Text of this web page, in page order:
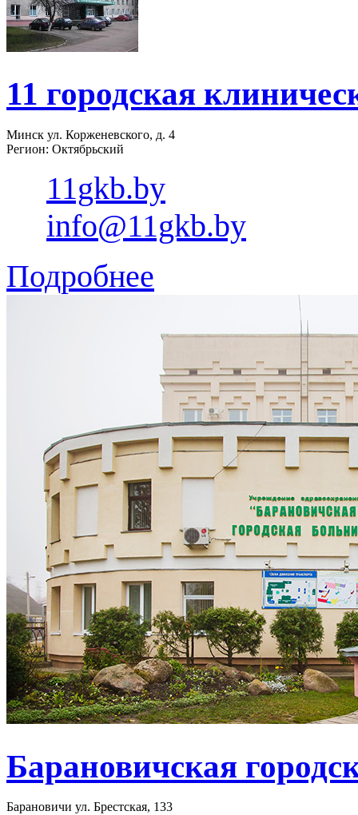
11 городская
Минск ул. Корженевского, д. 4
Регион: Октябрьский
11gkb.by
info@11gkb.by
Подробнее
Барановичская
Барановичи ул. Брестская, 133